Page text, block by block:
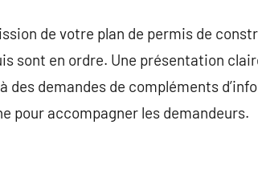
de votre plan de permis de
sont en ordre. Une présentation
des demandes de compléments
pour accompagner les demandeurs.